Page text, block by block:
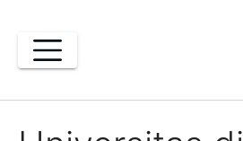
content